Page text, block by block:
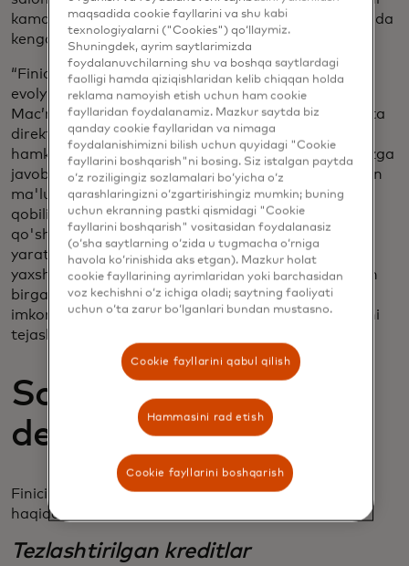
kamaytirish va vaqt va pulni tejash qobiliyatini yanada
kengaytirishga yordam beradi.
“Finicy’ning VOIE yechimini qoʻshish AIM
evolyutsiyasidagi keyingi qadamdir”, dedi Freddie
Mac’ning texnologiyalar integratsiyasi boʻyicha katta
direktori Kevin Kauffman. "Va Finicity bilan
hamkorligimiz bizning anderrayting standartlarimizga
javob beradigan aniq va tekshirilishi mumkin bo'lgan
ma'lumotlardan foydalangan holda AIM
qobiliyatimizga ish haqi to'g'risidagi ma'lumotlarni
qo'shish orqali sharsharaga o'xshash yondashuvni
yaratishga yordam berdi." Bu qarz oluvchilarga
yaxshiroq kredit berish tajribasini taqdim etish bilan
birga, vakillik va kafolat imtiyozlari uchun ko'proq
imkoniyatlarni hamda kreditorlar uchun xarajatlarni
tejashni anglatadi.
Sanoat nima
demoqda
Finicity mijozlari va hamkorlari allaqachon VOIE
haqida o'z fikrlarini bildirishmoqda:
Tezlashtirilgan kreditlar
maqsadida cookie fayllarini va shu kabi
texnologiyalarni ("Cookies") qo‘llaymiz.
Shuningdek, ayrim saytlarimizda
foydalanuvchilarning shu va boshqa saytlardagi
faolligi hamda qiziqishlaridan kelib chiqqan holda
reklama namoyish etish uchun ham cookie
fayllaridan foydalanamiz. Mazkur saytda biz
qanday cookie fayllaridan va nimaga
foydalanishimizni bilish uchun quyidagi "Cookie
fayllarini boshqarish"ni bosing. Siz istalgan paytda
o‘z roziligingiz sozlamalari bo‘yicha o‘z
qarashlaringizni o‘zgartirishingiz mumkin; buning
uchun ekranning pastki qismidagi "Cookie
fayllarini boshqarish" vositasidan foydalanasiz
(o‘sha saytlarning o‘zida u tugmacha o‘rniga
havola ko‘rinishida aks etgan). Mazkur holat
cookie fayllarining ayrimlaridan yoki barchasidan
voz kechishni o‘z ichiga oladi; saytning faoliyati
uchun o‘ta zarur bo‘lganlari bundan mustasno.
Cookie fayllarini qabul qilish
Hammasini rad etish
Cookie fayllarini boshqarish